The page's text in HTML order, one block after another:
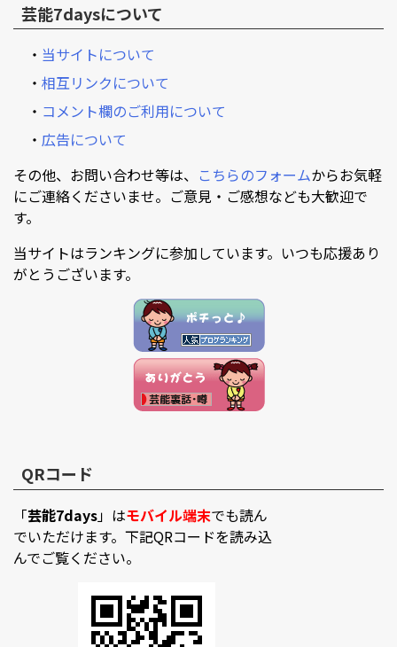
芸能7daysについて
・ 当サイトについて
・ 相互リンクについて
・ コメント欄のご利用について
・ 広告について
その他、お問い合わせ等は、 こちらのフォームからお気軽
にご連絡くださいませ。ご意見・ご感想なども大歓迎で
す。
当サイトはランキングに参加しています。いつも応援あり
がとうございます。
QRコード
「芸能7days」はモバイル端末でも読ん
でいただけます。下記QRコードを読み込
んでご覧ください。